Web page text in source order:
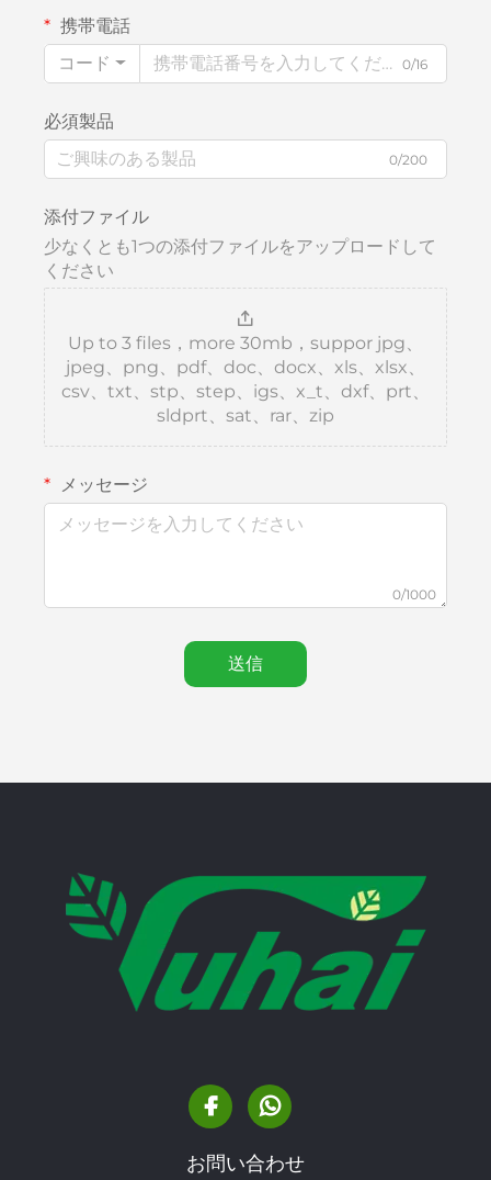
携帯電話
コード
0/16
必須製品
0/200
添付ファイル
少なくとも1つの添付ファイルをアップロードして
ください
Up to 3 files，more 30mb，suppor jpg、
jpeg、png、pdf、doc、docx、xls、xlsx、
csv、txt、stp、step、igs、x_t、dxf、prt、
sldprt、sat、rar、zip
メッセージ
0/1000
送信
お問い合わせ